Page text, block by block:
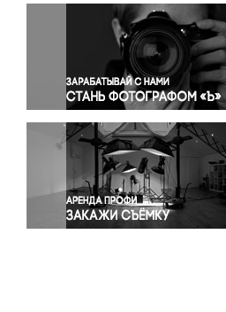
Окружающая среда
Политика
Правосудие
Происшествия и конфликты
Религия
Светская жизнь
Спорт
Экология
Экономика и бизнес